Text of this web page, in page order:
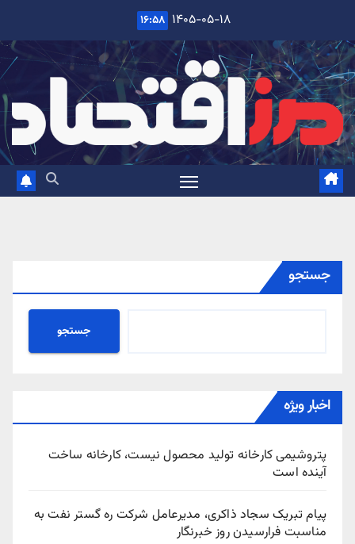
content
۱۴۰۵-۰۵-۱۸ ۱۶:۵۸
جستجو
جستجو
اخبار ویژه
پتروشیمی کارخانه تولید محصول نیست، کارخانه ساخت
آینده است
پیام تبریک سجاد ذاکری، مدیرعامل شرکت ره‌ گستر نفت به
مناسبت فرارسیدن روز خبرنگار